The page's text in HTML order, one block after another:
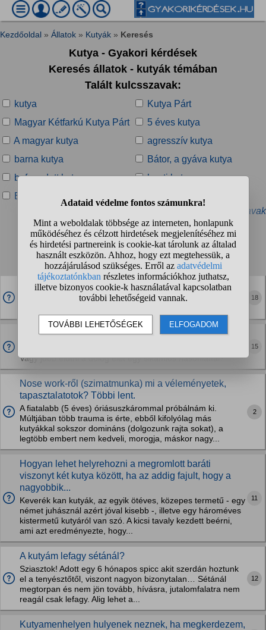
Kezdőoldal » Állatok » Kutyák » Keresés
Kutya - Gyakori kérdések
Keresés állatok - kutyák témában
Talált kulcsszavak:
kutya
Kutya Párt
Magyar Kétfarkú Kutya Párt
5 éves kutya
A magyar kutya
agresszív kutya
barna kutya
Bátor, a gyáva kutya
befogadott kutya
benti kutya
Bernáthegyi kutya
» További kapcsolódó kulcsszavak
Talált kérdések:
1 2 3 4 ... ❯ ❯❯
Lakatlan ingatlan területén lévő doglott kutyát ami
bűzlik ha bejelentem nekem kell fizetni a szállítási
18
Ha a kankutyám illetlen helyeken szagolgatja a
Vagy jobb elütni a dolog élét egy sikamlós hasonlattal?
15
Nose work-ről (szimatmunka) mi a véleményetek,
tapasztalatotok? Többi lent.
A fiatalabb (5 éves) óriásuszkárommal próbálnám ki.
Múltjában több trauma is érte, ebből kifolyólag más
kutyákkal sokszor domináns (dolgozunk rajta sokat), a
legtöbb embert nem kedveli, morogja, máskor nagy...
2
Hogyan lehet helyrehozni a megromlott baráti
viszonyt két kutya között, ha az addig fajult, hogy a
nagyobbik...
Keverék kan kutyák, az egyik ötéves, közepes termetű - egy
német juhásznál azért jóval kisebb -, illetve egy hároméves
kistermetű kutyáról van szó. A kicsi tavaly kezdett beérni,
ami azt eredményezte, hogy...
11
A kutyám lefagy sétánál?
Sziasztok! Adott egy 6 hónapos spicc akit szerdán hoztunk
el a tenyésztőtől, viszont nagyon bizonytalan… Sétánál
megtorpan és nem jön tovább, hívásra, jutalomfalatra nem
reagál csak lefagy. Alig lehet a...
12
Kutyamenhelyen hulyenek neznek, ha megkerdezem,